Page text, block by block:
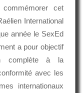
cet
International
année le SexEd
a pour objectif
complète à la
avec les
internationaux